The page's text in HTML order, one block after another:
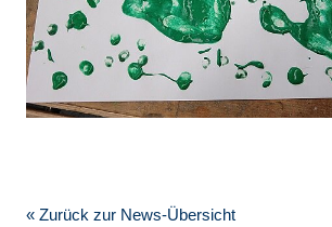
« Zurück zur News-Übersicht